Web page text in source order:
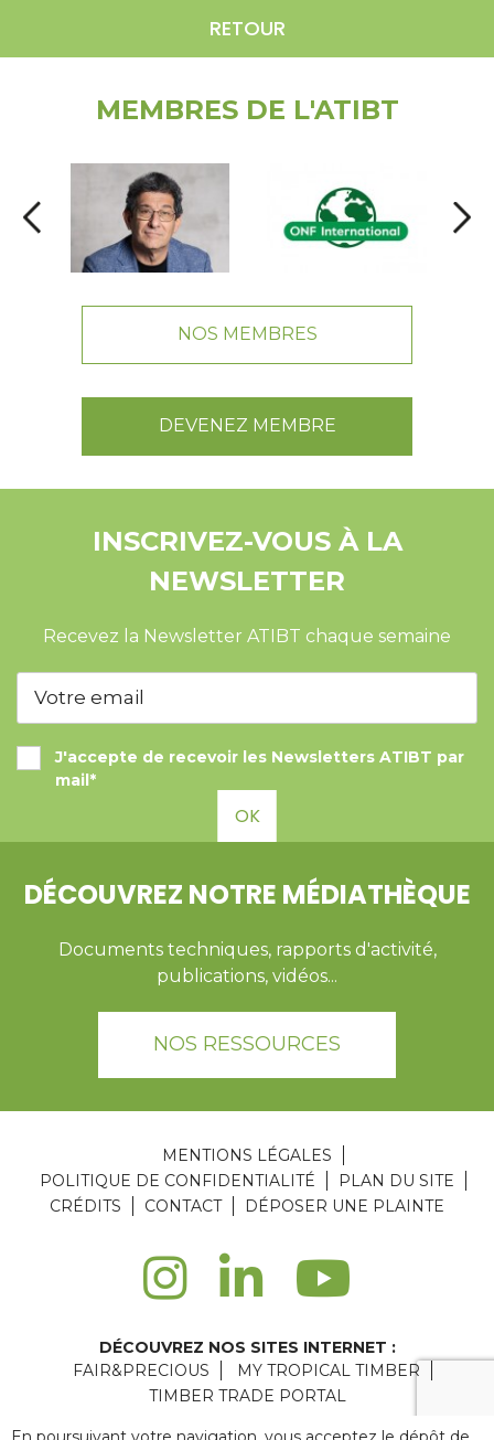
RETOUR
MEMBRES DE L'ATIBT
NOS MEMBRES
DEVENEZ MEMBRE
INSCRIVEZ-VOUS À LA
NEWSLETTER
Recevez la Newsletter ATIBT chaque semaine
J'accepte de recevoir les Newsletters ATIBT par
mail*
OK
DÉCOUVREZ NOTRE MÉDIATHÈQUE
Documents techniques, rapports d'activité,
publications, vidéos...
NOS RESSOURCES
MENTIONS LÉGALES
POLITIQUE DE CONFIDENTIALITÉ
PLAN DU SITE
CRÉDITS
CONTACT DÉPOSER UNE PLAINTE
DÉCOUVREZ NOS SITES INTERNET :
FAIR&PRECIOUS
MY TROPICAL TIMBER
TIMBER TRADE PORTAL